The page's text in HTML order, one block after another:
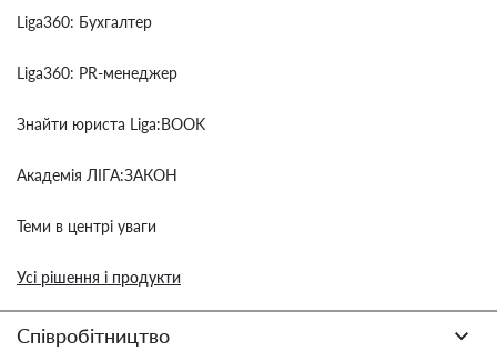
Liga360: Бухгалтер
Liga360: PR-менеджер
Знайти юриста Liga:BOOK
Академія ЛІГА:ЗАКОН
Теми в центрі уваги
Усі рішення і продукти
Співробітництво